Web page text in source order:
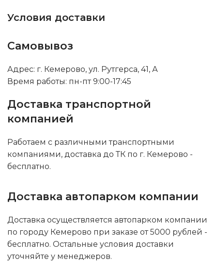
Условия доставки
Самовывоз
Адрес: г. Кемерово, ул. Рутгерса, 41, А
Время работы: пн-пт 9:00-17:45
Доставка транспортной
компанией
Работаем с различными транспортными
компаниями, доставка до ТК по г. Кемерово -
бесплатно.
Доставка автопарком компании
Доставка осуществляется автопарком компании
по городу Кемерово при заказе от 5000 рублей -
бесплатно. Остальные условия доставки
уточняйте у менеджеров.